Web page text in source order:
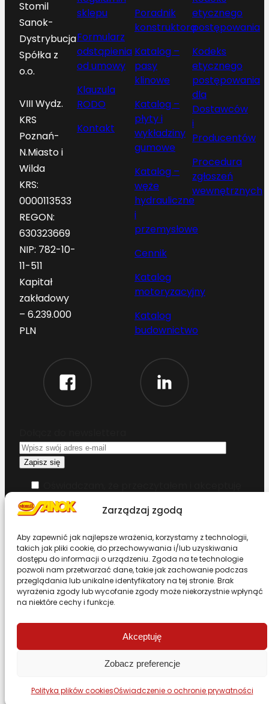
Zarządzaj zgodą
Aby zapewnić jak najlepsze wrażenia, korzystamy z technologii,
takich jak pliki cookie, do przechowywania i/lub uzyskiwania
dostępu do informacji o urządzeniu. Zgoda na te technologie
pozwoli nam przetwarzać dane, takie jak zachowanie podczas
przeglądania lub unikalne identyfikatory na tej stronie. Brak
wyrażenia zgody lub wycofanie zgody może niekorzystnie wpłynąć
na niektóre cechy i funkcje.
Akceptuję
Zobacz preferencje
Polityka plików cookiesOświadczenie o ochronie prywatności
Stomil
Sanok-
Dystrybucja
Spółka z
o.o.
VIII Wydz.
KRS
Poznań-
N.Miasto i
Wilda
KRS:
0000113533
REGON:
630323669
NIP: 782-10-
11-511
Kapitał
zakładowy
– 6.239.000
PLN
sklepu
Formularz
odstąpienia
od umowy
Klauzula
RODO
Kontakt
Poradnik
konstruktora
Katalog –
pasy
klinowe
Katalog –
płyty i
wykładziny
gumowe
Katalog –
węże
hydrauliczne
i
przemysłowe
Cennik
Katalog
motoryzacyjny
Katalog
budownictwo
etycznego
postępowania
Kodeks
etycznego
postępowania
dla
Dostawców
i
Producentów
Procedura
zgłoszeń
wewnętrznych
warunki korzystania z serwisu
Design & Code by Foxstudio.eu
Przewiń stronę do góry